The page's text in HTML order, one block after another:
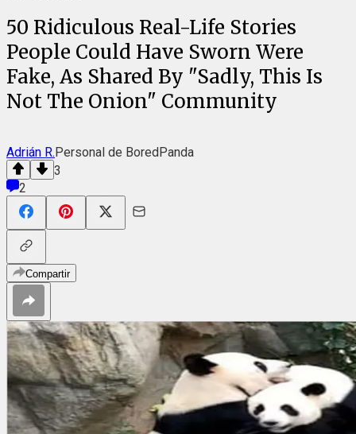
50 Ridiculous Real-Life Stories
People Could Have Sworn Were
Fake, As Shared By "Sadly, This Is
Not The Onion" Community
Adrián R.Personal de BoredPanda
3
2
Compartir